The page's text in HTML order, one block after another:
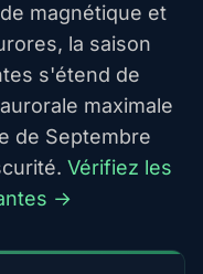
magnétique et
la saison
s'étend de
maximale
de Septembre
Vérifiez les
→